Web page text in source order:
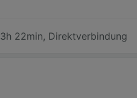
3h 22min, Direktverbindung